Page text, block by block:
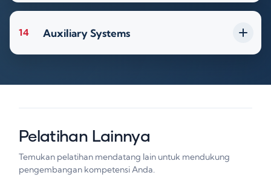
14 Auxiliary Systems
Pelatihan Lainnya
Temukan pelatihan mendatang lain untuk mendukung
pengembangan kompetensi Anda.